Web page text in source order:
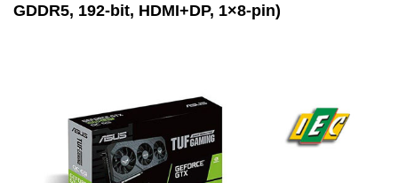
GDDR5, 192-bit, HDMI+DP, 1×8-pin)